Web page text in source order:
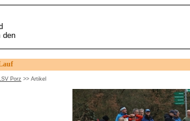
den
Porz >> Artikel